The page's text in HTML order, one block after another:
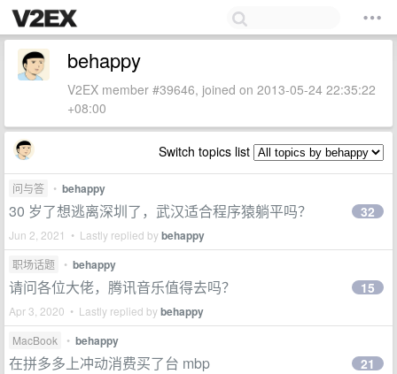
behappy
V2EX member #39646, joined on 2013-05-24 22:35:22
+08:00
Switch topics list
问与答 • behappy
30 岁了想逃离深圳了，武汉适合程序猿躺平吗？
Jun 2, 2021 • Lastly replied bybehappy
32
职场话题 • behappy
请问各位大佬，腾讯音乐值得去吗？
Apr 3, 2020 • Lastly replied bybehappy
15
MacBook • behappy
在拼多多上冲动消费买了台 mbp 21